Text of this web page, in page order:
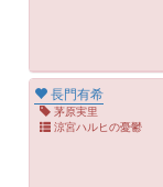
長門有希
茅原実里
涼宮ハルヒの憂鬱